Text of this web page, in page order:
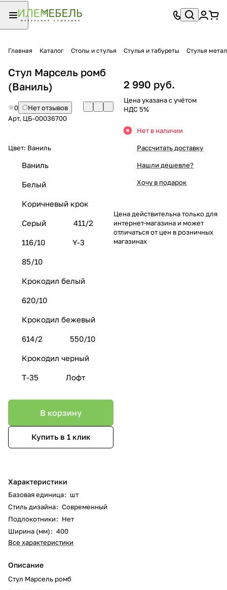
Главная Каталог Столы и стулья Стулья и табуреты Стулья
Стул Марсель ромб
(Ваниль)
0
Нет отзывов
Арт. ЦБ-00036700
Цвет: Ваниль
Ваниль
Белый
Коричневый крок
Серый 411/2
116/10 Y-3
85/10
Крокодил белый
620/10
Крокодил бежевый
614/2 550/10
Крокодил черный
Т-35 Лофт
В корзину
Купить в 1 клик
Характеристики
Базовая единица: шт
Стиль дизайна: Современный
Подлокотники: Нет
Ширина (мм): 400
Все характеристики
Описание
Стул Марсель ромб
2 990 руб.
Цена указана с учётом
НДС 5%
Нет в наличии
Рассчитать доставку
Нашли дешевле?
Хочу в подарок
Цена действительна только для
интернет-магазина и может
отличаться от цен в розничных
магазинах